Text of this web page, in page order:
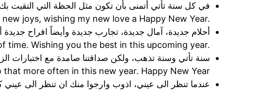
في كل سنة تأتي أتمنى بأن تكون مثل الحظة التي التقيت
joys, wishing my new love a Happy New Year.
أحلام جديدة، آمال جديدة، تجارب جديدة وأيضاً افراح
time. Wishing you the best in this upcoming year.
سنة تأتي وسنة تذهب، ولكن صداقتنا صامدة مع اختبارات
more often in this new year. Happy New Year
عندما تنظر الى عيني، اذوب وارجوا منك ان تنظر الى